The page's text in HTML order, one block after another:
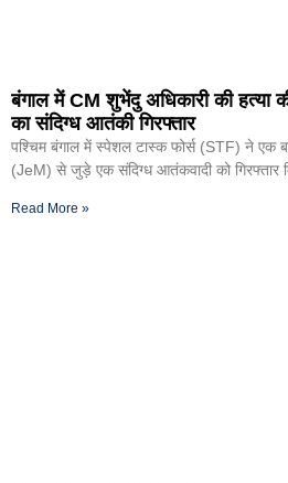
बंगाल में CM शुभेंदु अधिकारी की हत्या
का संदिग्ध आतंकी गिरफ्तार
पश्चिम बंगाल में स्पेशल टास्क फोर्स (STF) ने एक
(JeM) से जुड़े एक संदिग्ध आतंकवादी को गिरफ्तार
Read More »